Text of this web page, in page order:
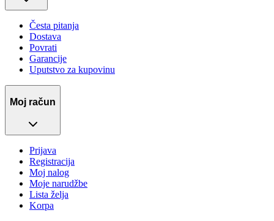
Česta pitanja
Dostava
Povrati
Garancije
Uputstvo za kupovinu
Moj račun
Prijava
Registracija
Moj nalog
Moje narudžbe
Lista želja
Korpa